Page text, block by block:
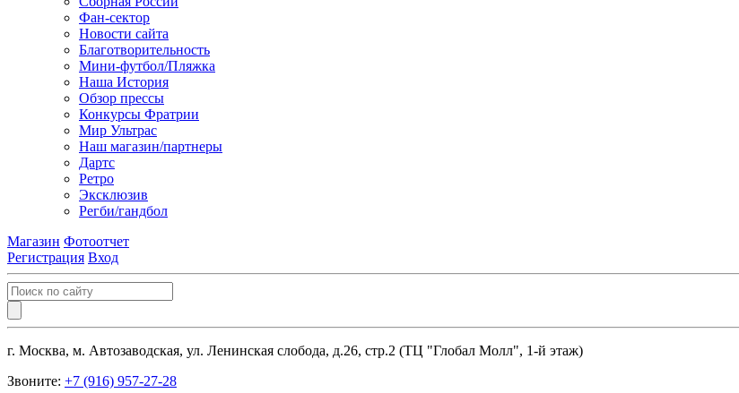
Фан-cектор
Новости сайта
Благотворительность
Мини-футбол/Пляжка
Наша История
Обзор прессы
Конкурсы Фратрии
Мир Ультрас
Наш магазин/партнеры
Дартс
Ретро
Эксклюзив
Регби/гандбол
Магазин Фотоотчет
Регистрация Вход
г. Москва, м. Автозаводская, ул. Ленинская слобода, д.26, стр.2 (ТЦ "Глобал Молл", 1-й этаж)
Звоните: +7 (916) 957-27-28